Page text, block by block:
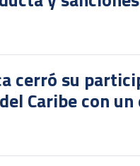
cerró su
Caribe con